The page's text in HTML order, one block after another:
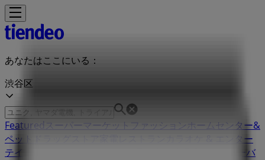
あなたはここにいる：
渋谷区
Featured スーパーマーケット ファッション ホームセンター&
ペット
カラオケ & エンター
テイメント
車&モーターバ